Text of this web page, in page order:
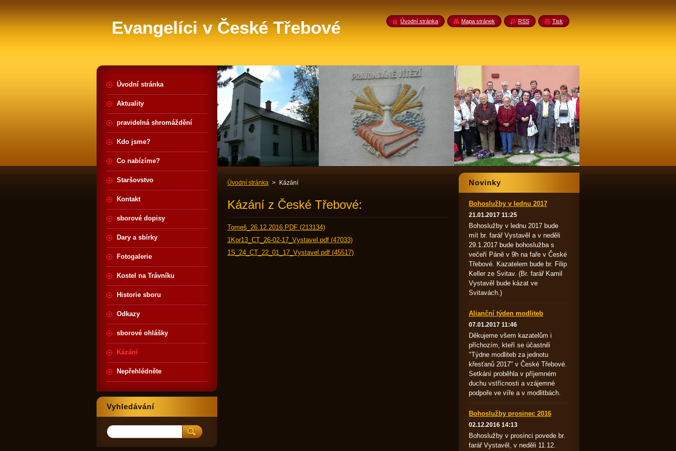
Evangelíci v České Třebové
Úvodní stránka > Kázání
Kázání z České Třebové:
Tomeš_26.12.2016.PDF (213134)
1Kor13_CT_26-02-17_Vystavel.pdf (47033)
1S_24_CT_22_01_17_Vystavel.pdf (45517)
Novinky
Bohoslužby v lednu 2017
21.01.2017 11:25
Bohoslužby v lednu 2017 bude
mít br. farář Vystavěl a v neděli
29.1.2017 bude bohoslužba s
večeří Páně v 9h na faře v České
Třebové. Kazatelem bude br. Filip
Keller ze Svitav. (Br. farář Kamil
Vystavěl bude kázat ve
Svitavách.)
Alianční týden modliteb
07.01.2017 11:46
Děkujeme všem kazatelům i
příchozím, kteří se účastnili
"Týdne modliteb za jednotu
křesťanů 2017" v České Třebové.
Setkání proběhla v příjemném
duchu vstřícnosti a vzájemné
podpoře ve víře a v modlitbách.
Bohoslužby prosinec 2016
02.12.2016 14:13
Bohoslužby v prosinci povede br.
farář Vystavěl, v neděli 11.12.
Úvodní stránka
Aktuality
pravidelná shromáždění
Kdo jsme?
Co nabízíme?
Staršovstvo
Kontakt
sborové dopisy
Dary a sbírky
Fotogalerie
Kostel na Trávníku
Historie sboru
Odkazy
sborové ohlášky
Kázání
Nepřehlédněte
Vyhledávání
Úvodní stránka Mapa stránek RSS Tisk